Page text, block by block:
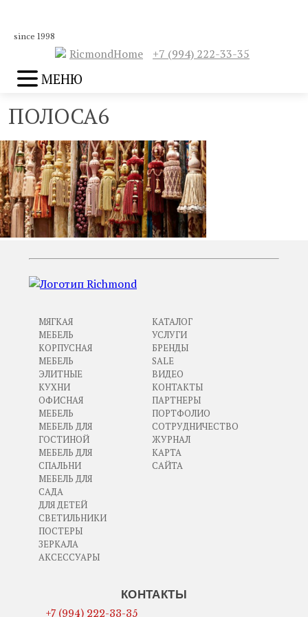
since 1998
RicmondHome +7 (994) 222-33-35
МЕНЮ
ПОЛОСА6
МЯГКАЯ
МЕБЕЛЬ
КОРПУСНАЯ
МЕБЕЛЬ
ЭЛИТНЫЕ
КУХНИ
ОФИСНАЯ
МЕБЕЛЬ
МЕБЕЛЬ ДЛЯ
ГОСТИНОЙ
МЕБЕЛЬ ДЛЯ
СПАЛЬНИ
МЕБЕЛЬ ДЛЯ
САДА
ДЛЯ ДЕТЕЙ
СВЕТИЛЬНИКИ
ПОСТЕРЫ
ЗЕРКАЛА
АКСЕССУАРЫ
КАТАЛОГ
УСЛУГИ
БРЕНДЫ
SALE
ВИДЕО
КОНТАКТЫ
ПАРТНЕРЫ
ПОРТФОЛИО
СОТРУДНИЧЕСТВО
ЖУРНАЛ
КАРТА
САЙТА
КОНТАКТЫ
+7 (994) 222-33-35